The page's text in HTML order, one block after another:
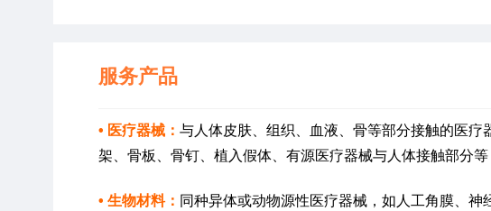
服务产品
• 医疗器械： 与人体皮肤、组织、血液、骨等部分接触的医
架、骨板、骨钉、植入假体、有源医疗器械与人体接触部分等
• 生物材料： 同种异体或动物源性医疗器械，如人工角膜、神